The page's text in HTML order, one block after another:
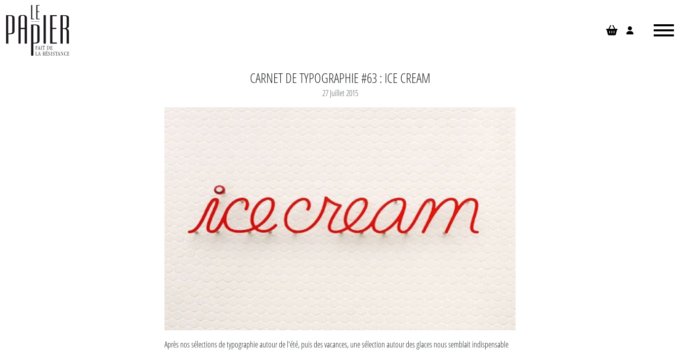
CARNET DE TYPOGRAPHIE #63 : ICE CREAM
27 Juillet 2015
Après nos sélections de typographie autour de l'été, puis des vacances, une sélection autour des glaces nous semblait indispensable
Panneau de gestion des cookies